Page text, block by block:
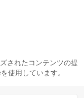
されたコンテンツの提
使用しています。